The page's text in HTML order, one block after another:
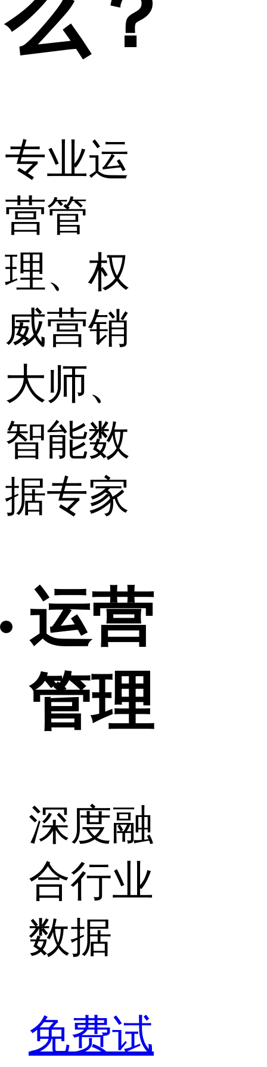
么？
专业运
营管
理、权
威营销
大师、
智能数
据专家
运营
管理
深度融
合行业
数据
免费试